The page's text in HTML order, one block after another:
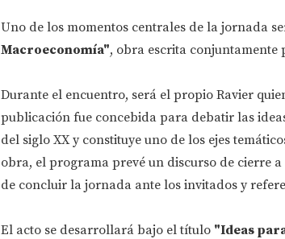
Uno de los momentos centrales de la jornada
Macroeconomía", obra escrita conjuntamente
Durante el encuentro, será el propio Ravier
publicación fue concebida para debatir las
del siglo XX y constituye uno de los ejes
obra, el programa prevé un discurso de cierre
de concluir la jornada ante los invitados y
El acto se desarrollará bajo el título "Ideas